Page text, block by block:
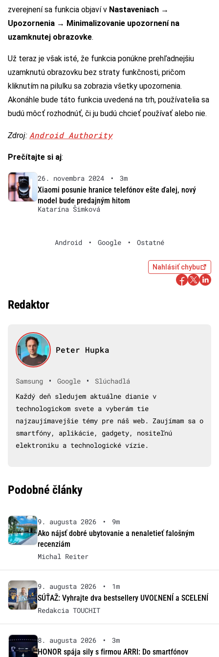
zverejnení sa funkcia objaví v Nastaveniach →
Upozornenia → Minimalizovanie upozornení na
uzamknutej obrazovke.
Už teraz je však isté, že funkcia ponúkne prehľadnejšiu
uzamknutú obrazovku bez straty funkčnosti, pričom
kliknutím na pilulku sa zobrazia všetky upozornenia.
Akonáhle bude táto funkcia uvedená na trh, používatelia sa
budú môcť rozhodnúť, či ju budú chcieť používať alebo nie.
Zdroj: Android Authority
Prečítajte si aj:
26. novembra 2024 •
3m
Xiaomi posunie hranice telefónov ešte ďalej, nový
model bude predajným hitom
Katarína Šimková
Android • Google • Ostatné
Nahlásiť chybu
Redaktor
Peter Hupka
Samsung • Google •
Slúchadlá
Každý deň sledujem aktuálne dianie v
technologickom svete a vyberám tie
najzaujímavejšie témy pre náš web. Zaujímam sa o
smartfóny, aplikácie, gadgety, nositeľnú
elektroniku a technologické vízie.
Podobné články
9. augusta 2026 •
9m
Ako nájsť dobré ubytovanie a nenaletieť falošným
recenziám
Michal Reiter
9. augusta 2026 •
1m
SÚŤAŽ: Vyhrajte dva bestsellery UVOĽNENÍ a SCELENÍ
Redakcia TOUCHIT
8. augusta 2026 •
3m
HONOR spája sily s firmou ARRI: Do smartfónov